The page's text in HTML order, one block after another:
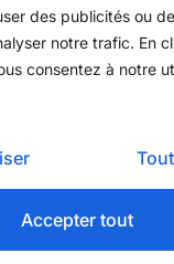
des publicités ou
notre trafic. En
consentez à notre
Accepter tout